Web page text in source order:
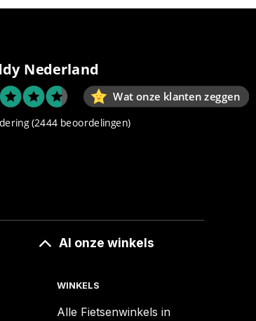
Nederland
Wat onze klanten zeggen
(2444 beoordelingen)
Al onze winkels
WINKELS
Alle Fietsenwinkels in